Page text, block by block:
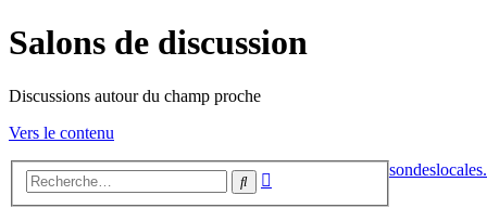
Salons de discussion
Discussions autour du champ proche
Vers le contenu
Rechercher